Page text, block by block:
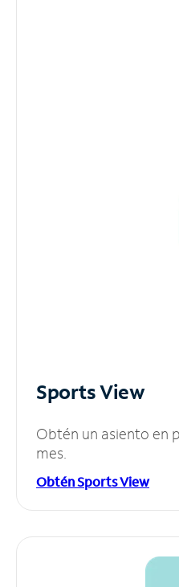
Sports View
Obtén un asiento en
mes.
Obtén Sports View